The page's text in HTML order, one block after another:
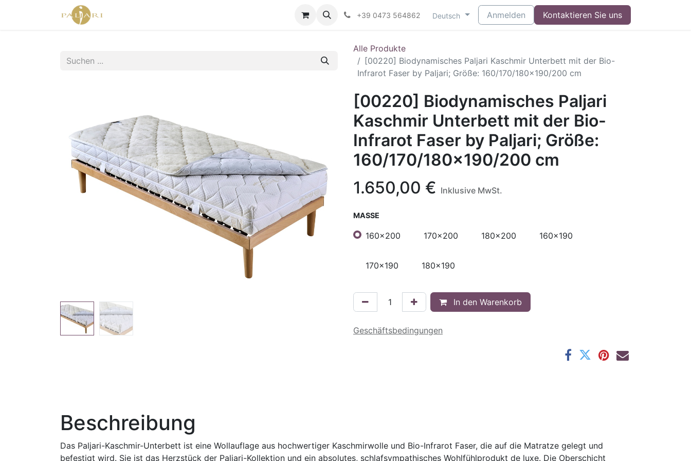
Kontaktieren Sie uns +39 0473 564862 Deutsch Anmelden Kontaktieren Sie uns
Alle Produkte
[00220] Biodynamisches Paljari Kaschmir Unterbett mit der Bio-
Infrarot Faser by Paljari; Größe: 160/170/180x190/200 cm
[00220] Biodynamisches Paljari
Kaschmir Unterbett mit der Bio-
Infrarot Faser by Paljari; Größe:
160/170/180x190/200 cm
1.650,00 € Inklusive MwSt.
MASSE
160x200 170x200 180x200 160x190
170x190 180x190
In den Warenkorb
Geschäftsbedingungen
Beschreibung
Das Paljari-Kaschmir-Unterbett ist eine Wollauflage aus hochwertiger Kaschmirwolle und Bio-Infrarot Faser, die auf die Matratze gelegt und
befestigt wird. Sie ist das Herzstück der Paljari-Kollektion und ein absolutes, schlafsympathisches Wohlfühlprodukt de luxe. Die Oberschicht